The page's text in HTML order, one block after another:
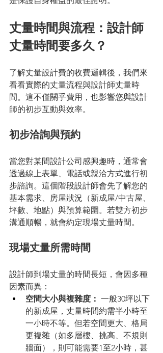
丈量時間與流程：設計師
丈量時間要多久？
了解丈量設計費的收費邏輯後，我們來
看看實際的丈量流程與設計師丈量時
間。這不僅關乎費用，也影響您與設計
師的初步互動與效率。
初步洽詢與預約
當您對某間設計公司感興趣時，通常會
透過線上表單、電話或親洽方式進行初
步諮詢。這個階段設計師會先了解您的
基本需求、房屋狀況（新成屋/中古屋、
坪數、地點）與預算範圍。若雙方初步
溝通順暢，就會約定現場丈量時間。
現場丈量所需時間
設計師到場丈量的時間長短，會因多種
因素而異：
空間大小與複雜度： 一般30坪以下
的新成屋，丈量時間約需半小時至
一小時不等。但若空間更大、格局
更複雜（如多層樓、挑高、不規則
牆面），則可能需要1至2小時，甚